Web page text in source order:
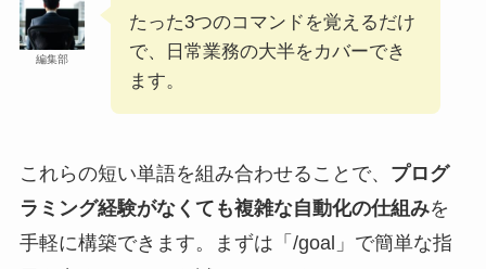
編集部
たった3つのコマンドを覚えるだけ
で、日常業務の大半をカバーでき
ます。
これらの短い単語を組み合わせることで、 プログ
ラミング経験がなくても複雑な自動化の仕組みを
手軽に構築できます。まずは「/goal」で簡単な指